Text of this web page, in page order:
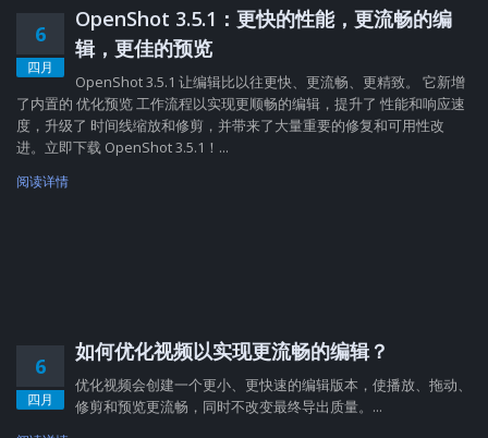
6
四月
OpenShot 3.5.1：更快的性能，更流畅的编
辑，更佳的预览
OpenShot 3.5.1 让编辑比以往更快、更流畅、更精致。 它新增
了内置的 优化预览 工作流程以实现更顺畅的编辑，提升了 性能和响应速
度，升级了 时间线缩放和修剪，并带来了大量重要的修复和可用性改
进。立即下载 OpenShot 3.5.1！...
阅读详情
6
四月
如何优化视频以实现更流畅的编辑？
优化视频会创建一个更小、更快速的编辑版本，使播放、拖动、
修剪和预览更流畅，同时不改变最终导出质量。...